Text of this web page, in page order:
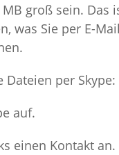
MB groß sein. Das
was Sie per E-
Dateien per Skype:
auf.
einen Kontakt